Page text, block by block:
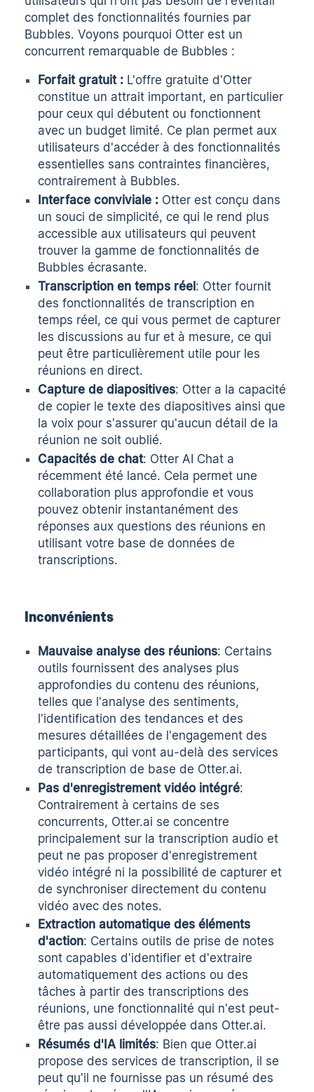
complet des fonctionnalités fournies par
Bubbles. Voyons pourquoi Otter est un
concurrent remarquable de Bubbles :
Forfait gratuit : L'offre gratuite d'Otter
constitue un attrait important, en particulier
pour ceux qui débutent ou fonctionnent
avec un budget limité. Ce plan permet aux
utilisateurs d'accéder à des fonctionnalités
essentielles sans contraintes financières,
contrairement à Bubbles.
Interface conviviale : Otter est conçu dans
un souci de simplicité, ce qui le rend plus
accessible aux utilisateurs qui peuvent
trouver la gamme de fonctionnalités de
Bubbles écrasante.
Transcription en temps réel : Otter fournit
des fonctionnalités de transcription en
temps réel, ce qui vous permet de capturer
les discussions au fur et à mesure, ce qui
peut être particulièrement utile pour les
réunions en direct.
Capture de diapositives: Otter a la capacité
de copier le texte des diapositives ainsi que
la voix pour s'assurer qu'aucun détail de la
réunion ne soit oublié.
Capacités de chat: Otter AI Chat a
récemment été lancé. Cela permet une
collaboration plus approfondie et vous
pouvez obtenir instantanément des
réponses aux questions des réunions en
utilisant votre base de données de
transcriptions.
Inconvénients
Mauvaise analyse des réunions: Certains
outils fournissent des analyses plus
approfondies du contenu des réunions,
telles que l'analyse des sentiments,
l'identification des tendances et des
mesures détaillées de l'engagement des
participants, qui vont au-delà des services
de transcription de base de Otter.ai.
Pas d'enregistrement vidéo intégré:
Contrairement à certains de ses
concurrents, Otter.ai se concentre
principalement sur la transcription audio et
peut ne pas proposer d'enregistrement
vidéo intégré ni la possibilité de capturer et
de synchroniser directement du contenu
vidéo avec des notes.
Extraction automatique des éléments
d'action: Certains outils de prise de notes
sont capables d'identifier et d'extraire
automatiquement des actions ou des
tâches à partir des transcriptions des
réunions, une fonctionnalité qui n'est peut-
être pas aussi développée dans Otter.ai.
Résumés d'IA limités: Bien que Otter.ai
propose des services de transcription, il se
peut qu'il ne fournisse pas un résumé des